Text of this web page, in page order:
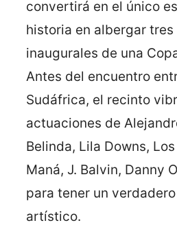
convertirá en el único
historia en albergar
inaugurales de una
Antes del encuentro
Sudáfrica, el recinto
actuaciones de
Belinda, Lila Downs,
Maná, J. Balvin, Danny
para tener un
artístico.